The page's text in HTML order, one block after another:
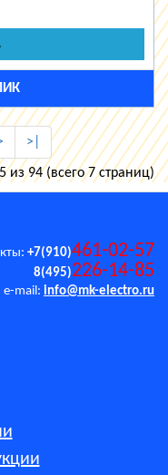
>|
из 94 (всего 7 страниц)
+7(910)461-02-57
8(495)226-14-85
mail: info@mk-electro.ru